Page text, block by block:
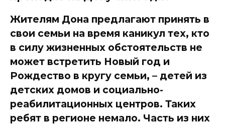
Жителям Дона предлагают принять в
свои семьи на время каникул тех, кто
в силу жизненных обстоятельств не
может встретить Новый год и
Рождество в кругу семьи, – детей из
детских домов и социально-
реабилитационных центров. Таких
ребят в регионе немало. Часть из них